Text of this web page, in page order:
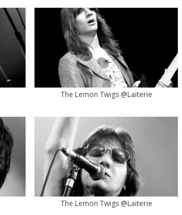
The Lemon Twigs @Laiterie
The Lemon Twigs @Laiterie